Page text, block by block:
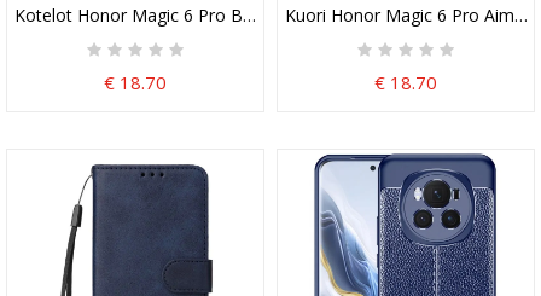
Kotelot Honor Magic 6 Pro Binfen Väri
€ 18.70
Kuori Honor Magic 6 Pro Aimo-
€ 18.70